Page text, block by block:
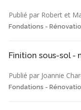
Publié par Robert et
Fondations -
Finition sous-sol -
Publié par Joannie
Fondations -